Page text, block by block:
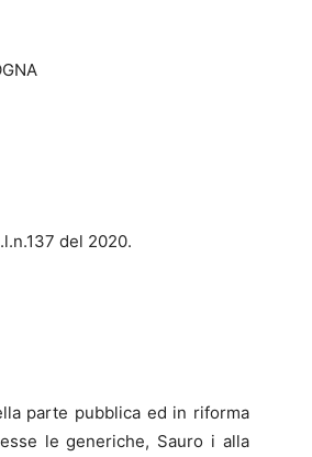
del 2020.
parte pubblica ed in riforma
le generiche, Sauro i alla